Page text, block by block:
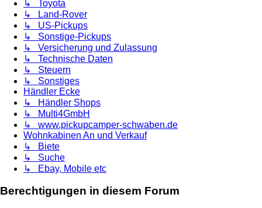
↳ Toyota
↳ Land-Rover
↳ US-Pickups
↳ Sonstige-Pickups
↳ Versicherung und Zulassung
↳ Technische Daten
↳ Steuern
↳ Sonstiges
Händler Ecke
↳ Händler Shops
↳ Multi4GmbH
↳ www.pickupcamper-schwaben.de
Wohnkabinen An und Verkauf
↳ Biete
↳ Suche
↳ Ebay, Mobile etc
Berechtigungen in diesem Forum